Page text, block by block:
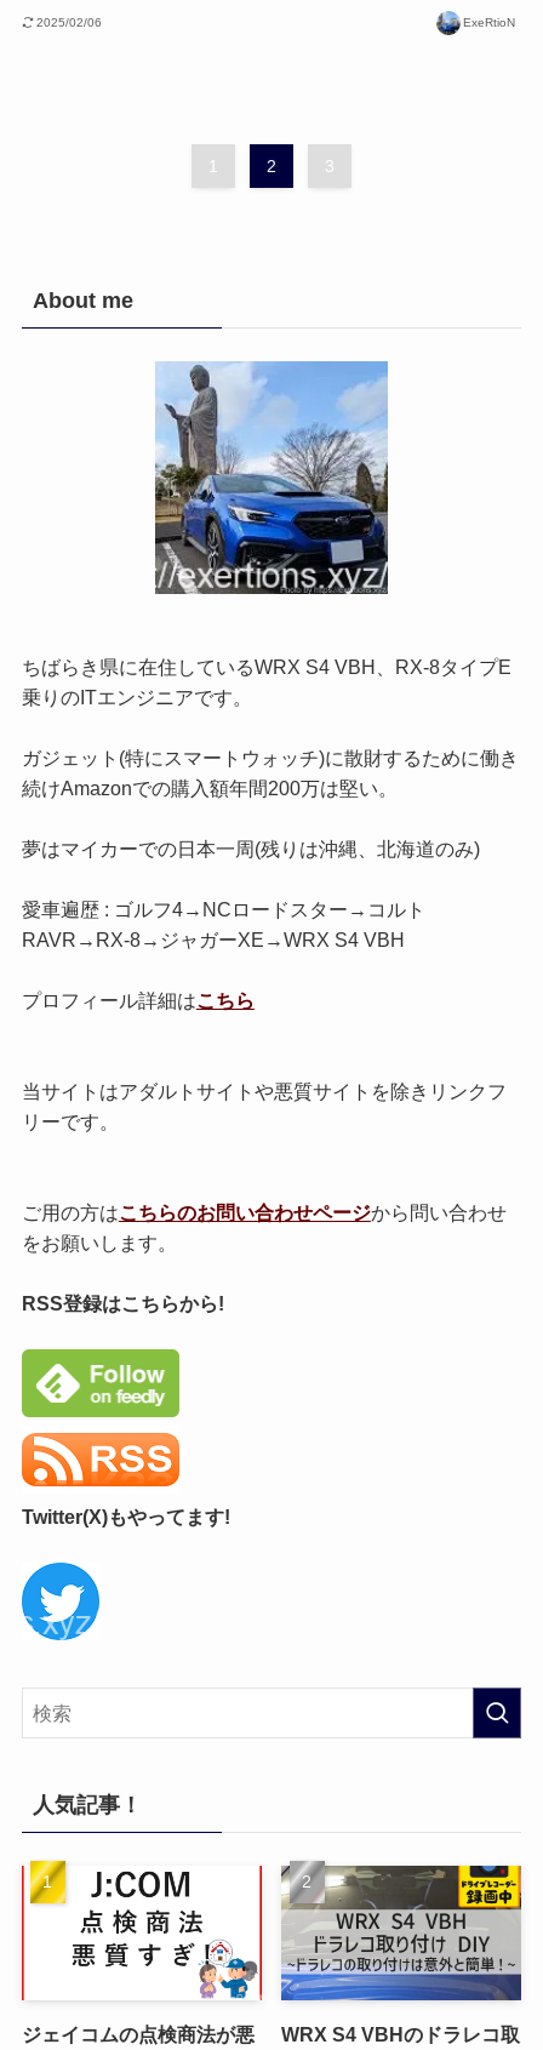
2025/02/06 ExeRtioN
1 2 3
About me
ちばらき県に在住しているWRX S4 VBH、RX-8タイプE
乗りのITエンジニアです。
ガジェット(特にスマートウォッチ)に散財するために働き
続けAmazonでの購入額年間200万は堅い。
夢はマイカーでの日本一周(残りは沖縄、北海道のみ)
愛車遍歴 : ゴルフ4→NCロードスター→コルト
RAVR→RX-8→ジャガーXE→WRX S4 VBH
プロフィール詳細はこちら
当サイトはアダルトサイトや悪質サイトを除きリンクフ
リーです。
ご用の方はこちらのお問い合わせページから問い合わせ
をお願いします。
RSS登録はこちらから!
Twitter(X)もやってます!
人気記事！
ジェイコムの点検商法が悪
WRX S4 VBHのドラレコ取